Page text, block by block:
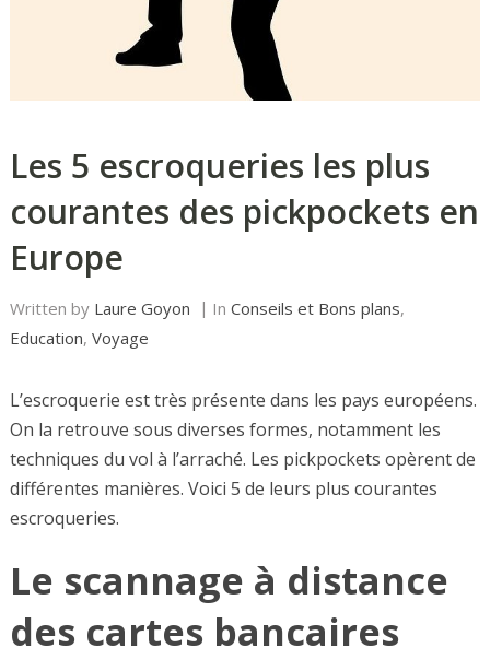
Les 5 escroqueries les plus
courantes des pickpockets en
Europe
Written by Laure Goyon In Conseils et Bons plans,
Education, Voyage
L’escroquerie est très présente dans les pays européens.
On la retrouve sous diverses formes, notamment les
techniques du vol à l’arraché. Les pickpockets opèrent de
différentes manières. Voici 5 de leurs plus courantes
escroqueries.
Le scannage à distance
des cartes bancaires